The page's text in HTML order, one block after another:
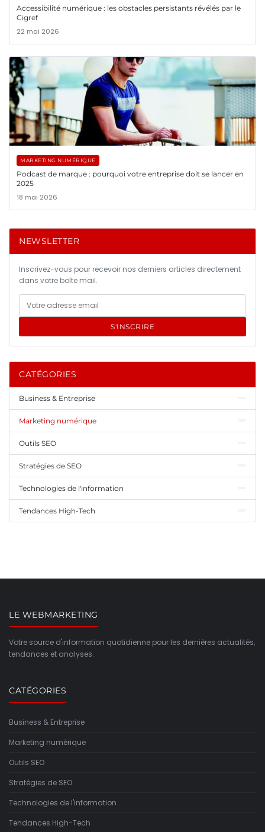
Accessibilité numérique : les obstacles persistants révélés par le
Cigref
22 mai 2026
MARKETING NUMÉRIQUE
Podcast de marque : pourquoi votre entreprise doit se lancer en
2025
18 mai 2026
NEWSLETTER
Inscrivez-vous pour recevoir nos derniers articles directement
dans votre boîte mail.
S'INSCRIRE
CATÉGORIES
Business & Entreprise
Marketing numérique
Outils SEO
Stratégies de SEO
Technologies de l'information
Tendances High-Tech
LE WEBMARKETING
Votre source d'information quotidienne pour les dernières actualités,
tendances et analyses.
CATÉGORIES
Business & Entreprise
Marketing numérique
Outils SEO
Stratégies de SEO
Technologies de l'information
Tendances High-Tech